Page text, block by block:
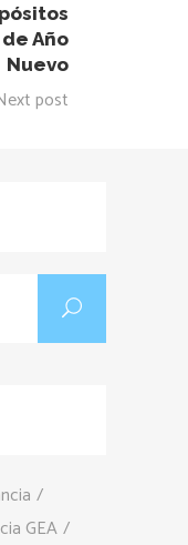
de Año
Nuevo
post
GEA